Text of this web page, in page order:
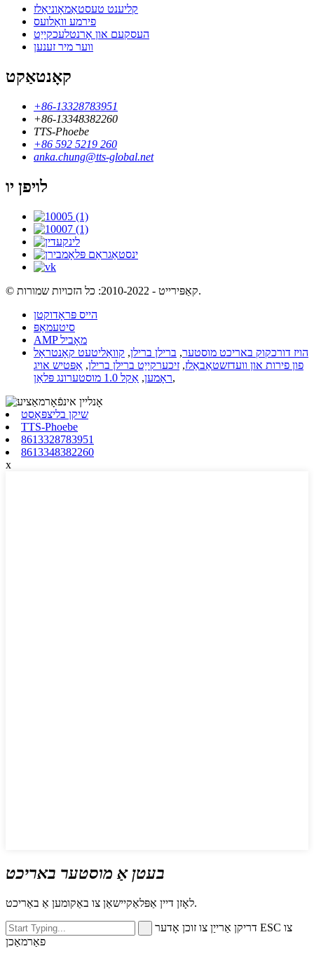
קליענט טעסטאַמאָוניאַלז
פירמע וואַלועס
העסקעם און אָרנטלעכקייַט
ווער מיר זענען
קאָנטאַקט
+86-13328783951
+86-13348382260
TTS-Phoebe
+86 592 5219 260
anka.chung@tts-global.net
לויפן יו
© קאַפּירייט - 2010-2022: כל הזכויות שמורות.
הייס פּראָדוקטן
סיטעמאַפּ
AMP מאָביל
הויז דורכקוק באריכט מוסטער, ברילן ברילן, קוואַליטעט קאָנטראָל
פון פירות און וועדזשטאַבאַלז, זיכערקייַט ברילן ברילן, אָפּטיש אויג
ראָמען, אַקל 1.0 מוסטערונג פּלאַן ,
שיקן בליצפּאָסט
TTS-Phoebe
8613328783951
8613348382260
x
בעטן אַ מוסטער באריכט
לאָזן דיין אַפּלאַקיישאַן צו באַקומען אַ באַריכט.
דריקן אַרייַן צו זוכן אָדער ESC צו
פאַרמאַכן